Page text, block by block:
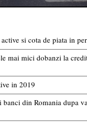
si cota de piata in
mai mici dobanzi la
in 2019
din Romania dupa